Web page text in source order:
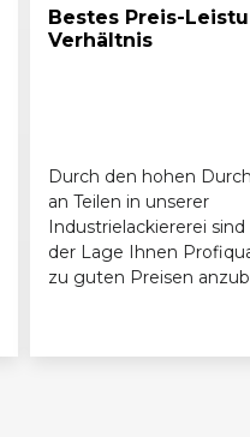
Bestes Preis-
Verhältnis
Durch den hohen
an Teilen in unserer
Industrielackiererei sind
der Lage Ihnen
zu guten Preisen